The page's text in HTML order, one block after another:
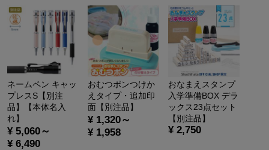
ネームペン キャッ
プレスS【別注
品】【本体名入
れ】
¥ 5,060～
¥ 6,490
おむつポンつけか
えタイプ・追加印
面【別注品】
¥ 1,320～
¥ 1,958
おなまえスタンプ
入学準備BOX デラ
ックス23点セット
【別注品】
¥ 2,750